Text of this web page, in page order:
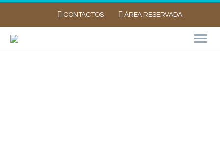
CONTACTOS ÁREA RESERVADA